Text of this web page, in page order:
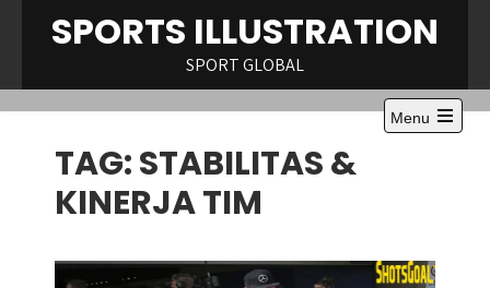
SPORTS ILLUSTRATION
SPORT GLOBAL
Menu
Open
TAG:STABILITAS &
KINERJA TIM